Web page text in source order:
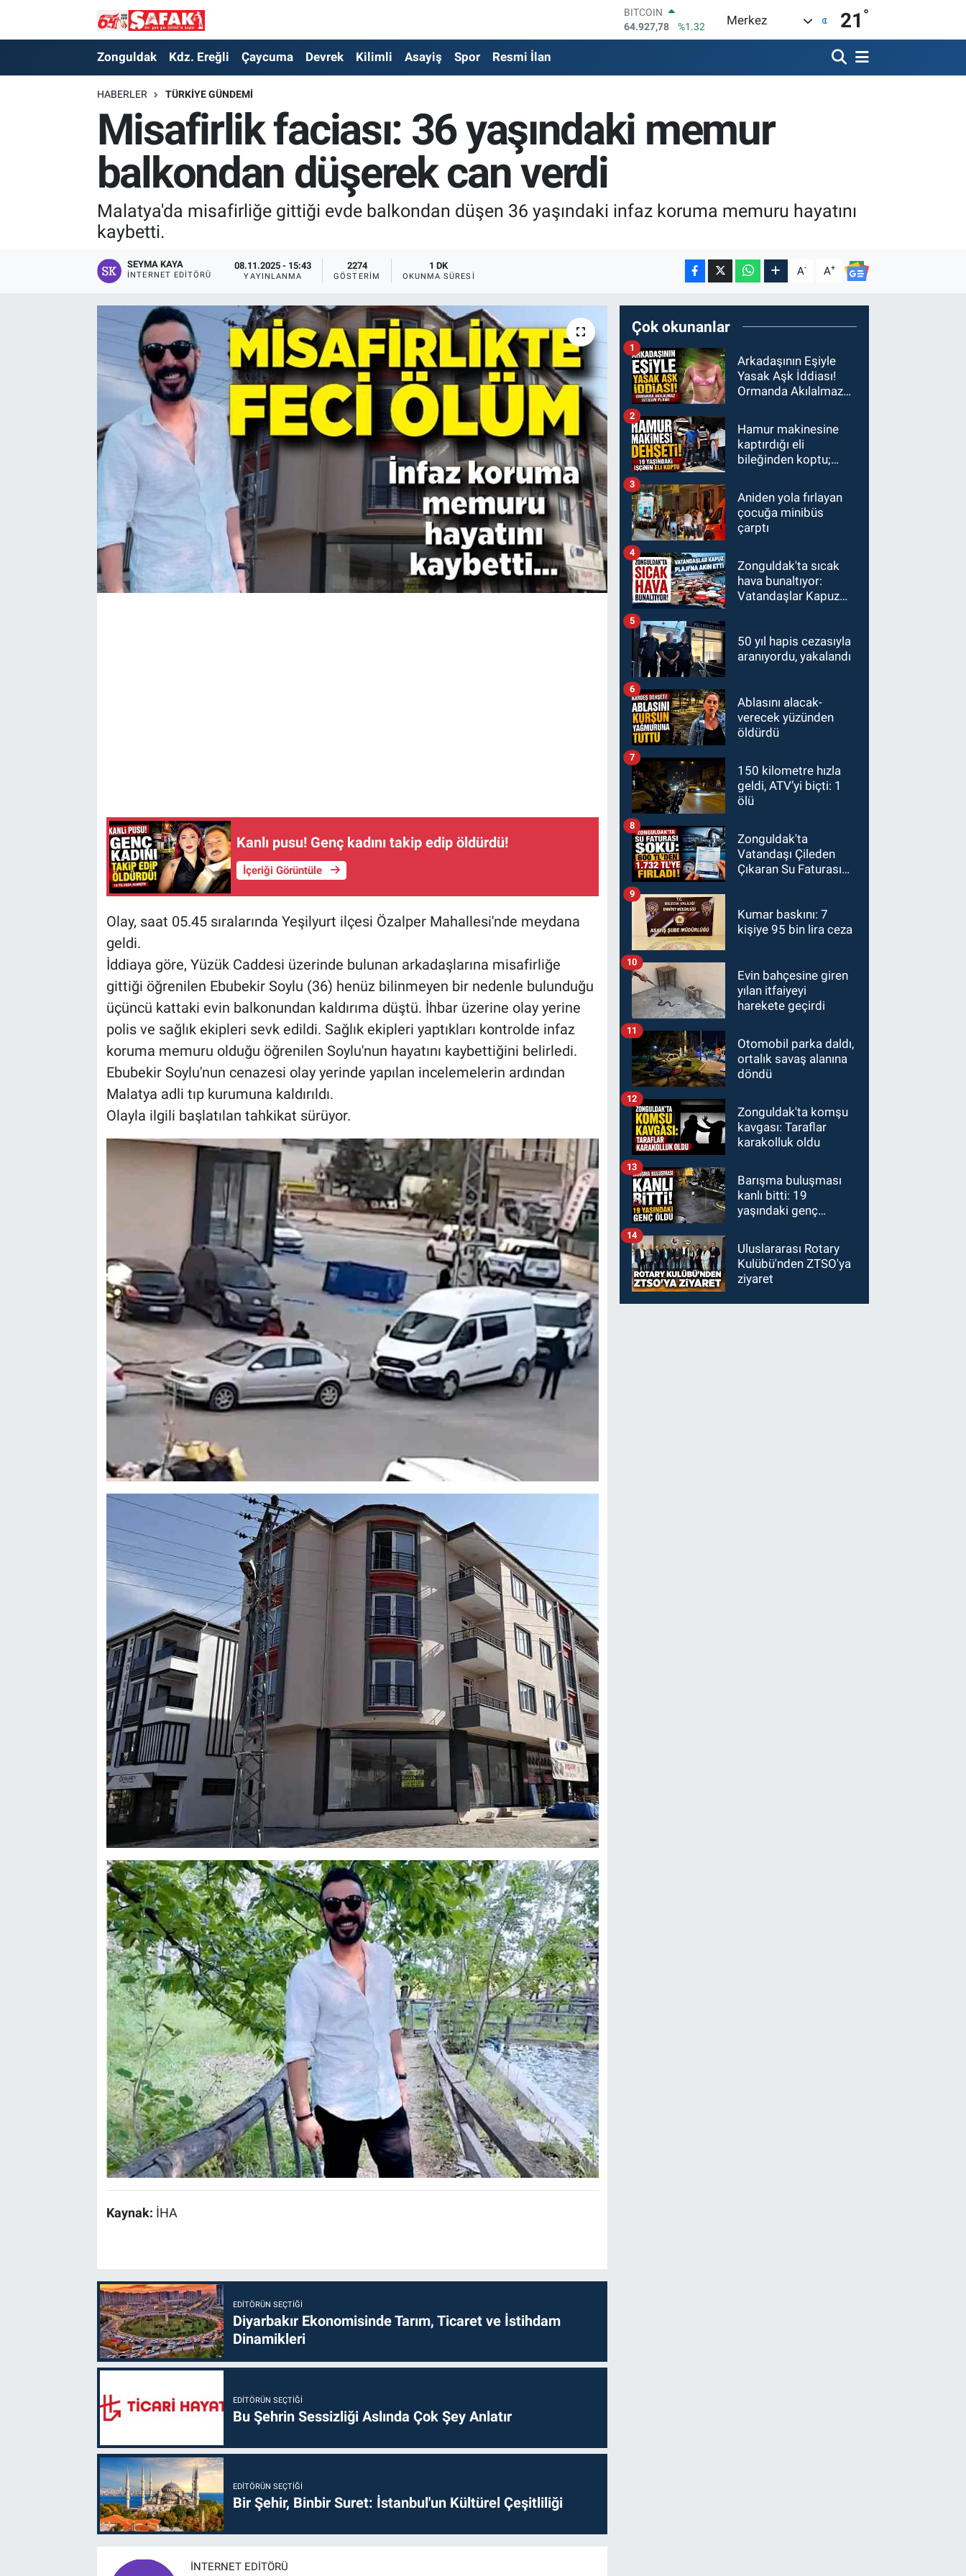
DOLAR
47,5894
%0.08
EURO
6527.85
BİST100
13.703
%11
Merkez 21 °
Zonguldak Kdz. Ereğli Çaycuma Devrek Kilimli Asayiş Spor Resmi İlan
HABERLER TÜRKIYE GÜNDEMI
Misafirlik faciası: 36 yaşındaki memur
balkondan düşerek can verdi
Malatya'da misafirliğe gittiği evde balkondan düşen 36 yaşındaki infaz koruma memuru hayatını
kaybetti.
SEYMA KAYA
İNTERNET EDITÖRÜ
08.11.2025 - 15:43
YAYINLANMA
2274
GÖSTERIM
1 DK
OKUNMA SÜRESI A- A+
Kanlı pusu! Genç kadını takip edip öldürdü!
İçeriği Görüntüle
Olay, saat 05.45 sıralarında Yeşilyurt ilçesi Özalper Mahallesi'nde meydana
geldi.
İddiaya göre, Yüzük Caddesi üzerinde bulunan arkadaşlarına misafirliğe
gittiği öğrenilen Ebubekir Soylu (36) henüz bilinmeyen bir nedenle bulunduğu
üçüncü kattaki evin balkonundan kaldırıma düştü. İhbar üzerine olay yerine
polis ve sağlık ekipleri sevk edildi. Sağlık ekipleri yaptıkları kontrolde infaz
koruma memuru olduğu öğrenilen Soylu'nun hayatını kaybettiğini belirledi.
Ebubekir Soylu'nun cenazesi olay yerinde yapılan incelemelerin ardından
Malatya adli tıp kurumuna kaldırıldı.
Olayla ilgili başlatılan tahkikat sürüyor.
Kaynak: İHA
EDITÖRÜN SEÇTIĞI
Diyarbakır Ekonomisinde Tarım, Ticaret ve İstihdam
Dinamikleri
EDITÖRÜN SEÇTIĞI
Bu Şehrin Sessizliği Aslında Çok Şey Anlatır
EDITÖRÜN SEÇTIĞI
Bir Şehir, Binbir Suret: İstanbul'un Kültürel Çeşitliliği
İNTERNET EDITÖRÜ
Çok okunanlar
Arkadaşının Eşiyle
Yasak Aşk İddiası!
Ormanda Akılalmaz
1
Hamur makinesine
kaptırdığı eli
bileğinden koptu;
2
Aniden yola fırlayan
çocuğa minibüs
çarptı
3
Zonguldak'ta sıcak
hava bunaltıyor:
Vatandaşlar Kapuz
4
50 yıl hapis cezasıyla
aranıyordu, yakalandı
5
Ablasını alacak-
verecek yüzünden
öldürdü
6
150 kilometre hızla
geldi, ATV’yi biçti: 1
ölü
7
Zonguldak'ta
Vatandaşı Çileden
Çıkaran Su Faturası
8
Kumar baskını: 7
kişiye 95 bin lira ceza
9
Evin bahçesine giren
yılan itfaiyeyi
harekete geçirdi
10
Otomobil parka daldı,
ortalık savaş alanına
döndü
11
Zonguldak'ta komşu
kavgası: Taraflar
karakolluk oldu
12
Barışma buluşması
kanlı bitti: 19
yaşındaki genç
13
Uluslararası Rotary
Kulübü'nden ZTSO'ya
ziyaret
14
Zonguldak
Kdz. Ereğli
Zonguldak Nöbetçi Eczaneler
Zonguldak Hava Durumu
Zonguldak Namaz Vakitleri
Zonguldak Trafik Yoğunluk Haritası
Süper Lig Puan Durumu ve Fikstür
Tüm Manşetler
Son Dakika Haberleri